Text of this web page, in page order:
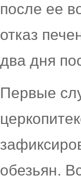
после ее
отказ
два дня
Первые
обезьян.